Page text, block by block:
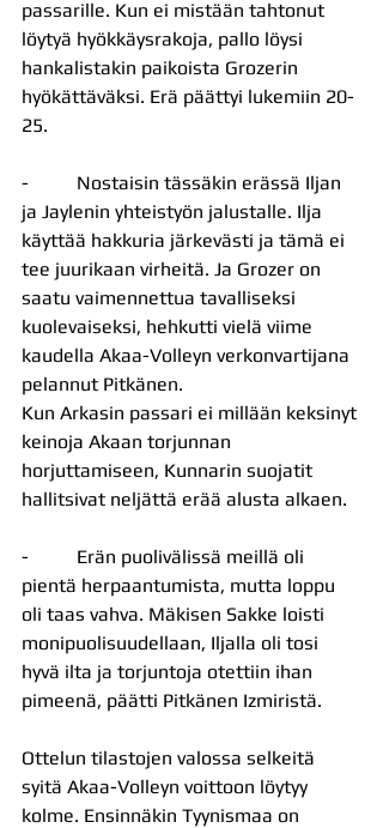
passarille. Kun ei mistään tahtonut
löytyä hyökkäysrakoja, pallo löysi
hankalistakin paikoista Grozerin
hyökättäväksi. Erä päättyi lukemiin 20-
25.
-          Nostaisin tässäkin erässä Iljan
ja Jaylenin yhteistyön jalustalle. Ilja
käyttää hakkuria järkevästi ja tämä ei
tee juurikaan virheitä. Ja Grozer on
saatu vaimennettua tavalliseksi
kuolevaiseksi, hehkutti vielä viime
kaudella Akaa-Volleyn verkonvartijana
pelannut Pitkänen.
Kun Arkasin passari ei millään keksinyt
keinoja Akaan torjunnan
horjuttamiseen, Kunnarin suojatit
hallitsivat neljättä erää alusta alkaen.
-          Erän puolivälissä meillä oli
pientä herpaantumista, mutta loppu
oli taas vahva. Mäkisen Sakke loisti
monipuolisuudellaan, Iljalla oli tosi
hyvä ilta ja torjuntoja otettiin ihan
pimeenä, päätti Pitkänen Izmiristä.
Ottelun tilastojen valossa selkeitä
syitä Akaa-Volleyn voittoon löytyy
kolme. Ensinnäkin Tyynismaa on